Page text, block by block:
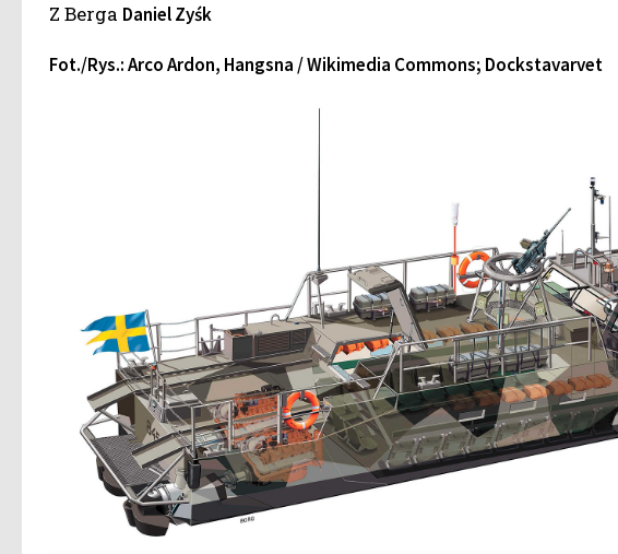
Z Berga Daniel Zyśk
Fot./Rys.: Arco Ardon, Hangsna / Wikimedia Commons; Dockstavarvet